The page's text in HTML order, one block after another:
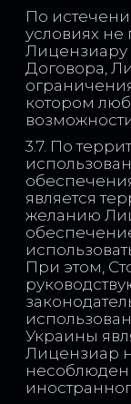
По
условиях не
Лицензиару
Договора,
котором
3.7. По
является
желанию
При этом,
Украины
Лицензиар